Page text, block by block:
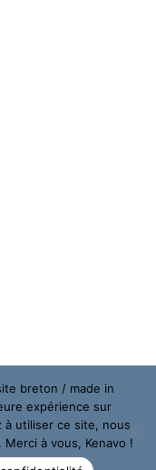
breton / made in
expérience sur
à utiliser ce site, nous
à vous, Kenavo !